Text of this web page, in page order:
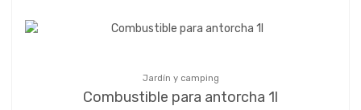
Jardín y camping
Combustible para antorcha 1l